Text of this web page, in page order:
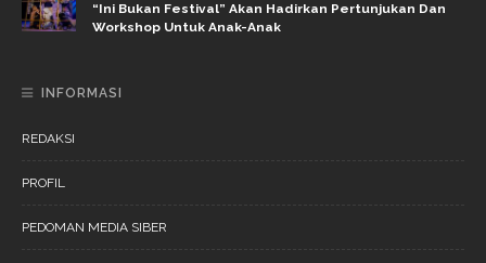
“Ini Bukan Festival” Akan Hadirkan Pertunjukan Dan
Workshop Untuk Anak-Anak
INFORMASI
REDAKSI
PROFIL
PEDOMAN MEDIA SIBER